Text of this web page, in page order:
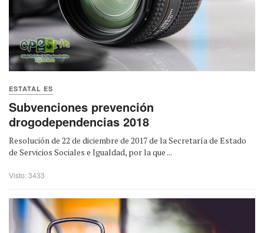
ESTATAL ES
Subvenciones prevención
drogodependencias 2018
Resolución de 22 de diciembre de 2017 de la Secretaría de Estado
de Servicios Sociales e Igualdad, por la que ...
Visto: 3433